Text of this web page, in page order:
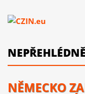
NĚMECKO